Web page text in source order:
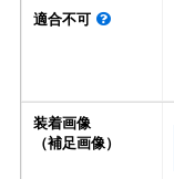
適合不可
装着画像
（補足画像）